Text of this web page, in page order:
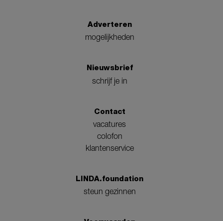
Adverteren
mogelijkheden
Nieuwsbrief
schrijf je in
Contact
vacatures
colofon
klantenservice
LINDA.foundation
steun gezinnen